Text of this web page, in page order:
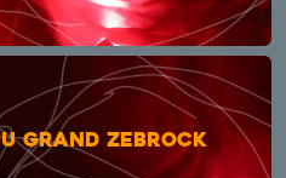
GRAND ZEBROCK